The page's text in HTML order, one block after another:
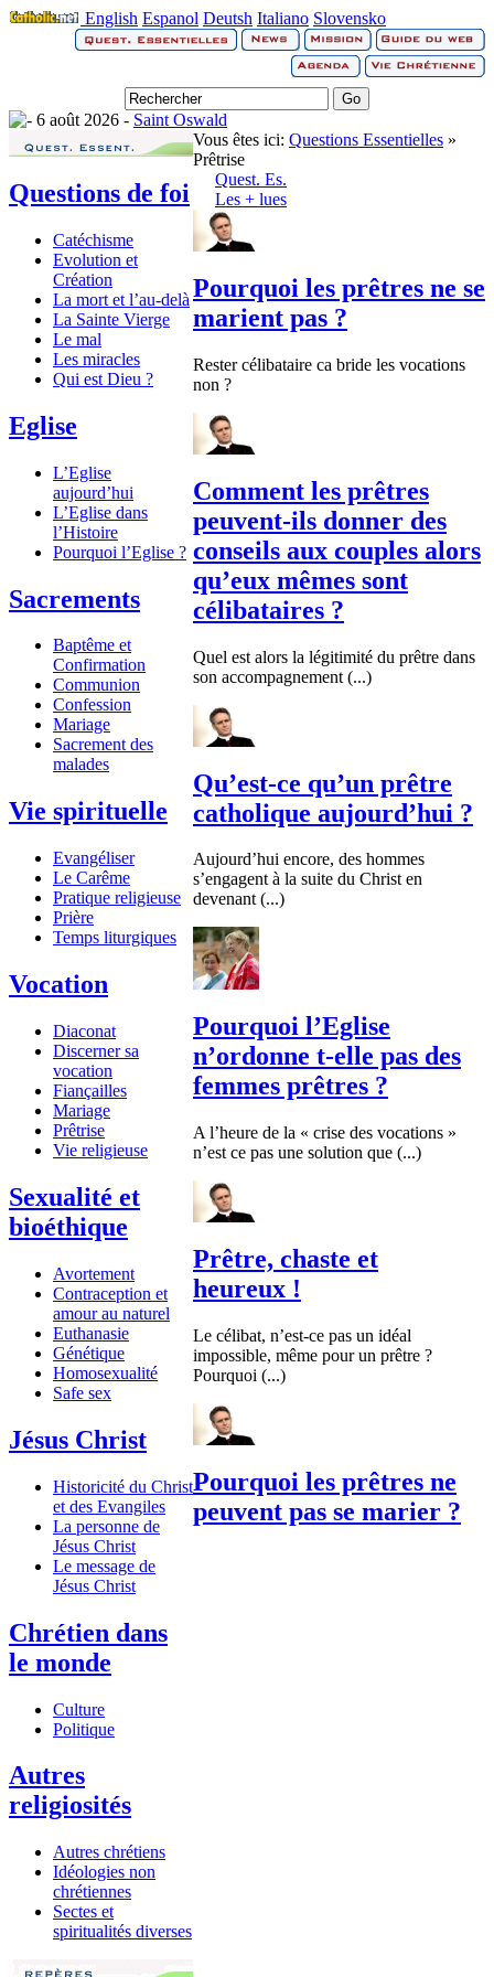
English Espanol Deutsh Italiano Slovensko
6 août 2026 - Saint Oswald
Questions de foi
Catéchisme
Evolution et
Création
La mort et l’au-delà
La Sainte Vierge
Le mal
Les miracles
Qui est Dieu ?
Eglise
L’Eglise
aujourd’hui
L’Eglise dans
l’Histoire
Pourquoi l’Eglise ?
Sacrements
Baptême et
Confirmation
Communion
Confession
Mariage
Sacrement des
malades
Vie spirituelle
Evangéliser
Le Carême
Pratique religieuse
Prière
Temps liturgiques
Vocation
Diaconat
Discerner sa
vocation
Fiançailles
Mariage
Prêtrise
Vie religieuse
Sexualité et
bioéthique
Avortement
Contraception et
amour au naturel
Euthanasie
Génétique
Homosexualité
Safe sex
Jésus Christ
Historicité du Christ
et des Evangiles
La personne de
Jésus Christ
Le message de
Jésus Christ
Chrétien dans
le monde
Culture
Politique
Autres
religiosités
Autres chrétiens
Idéologies non
chrétiennes
Sectes et
spiritualités diverses
Vous êtes ici: Questions Essentielles »
Prêtrise
Quest. Es.
Les + lues
Pourquoi les prêtres ne se
marient pas ?
Rester célibataire ca bride les vocations
non ?
Comment les prêtres
peuvent-ils donner des
conseils aux couples alors
qu’eux mêmes sont
célibataires ?
Quel est alors la légitimité du prêtre dans
son accompagnement (...)
Qu’est-ce qu’un prêtre
catholique aujourd’hui ?
Aujourd’hui encore, des hommes
s’engagent à la suite du Christ en
devenant (...)
Pourquoi l’Eglise
n’ordonne t-elle pas des
femmes prêtres ?
A l’heure de la « crise des vocations »
n’est ce pas une solution que (...)
Prêtre, chaste et
heureux !
Le célibat, n’est-ce pas un idéal
impossible, même pour un prêtre ?
Pourquoi (...)
Pourquoi les prêtres ne
peuvent pas se marier ?